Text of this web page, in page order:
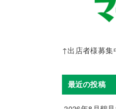
↑出店者様募集
最近の投稿